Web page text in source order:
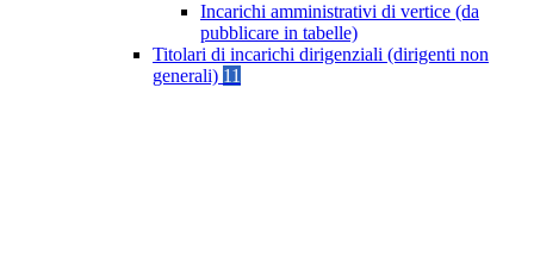
Incarichi amministrativi di vertice (da
pubblicare in tabelle)
Titolari di incarichi dirigenziali (dirigenti non
generali) 11